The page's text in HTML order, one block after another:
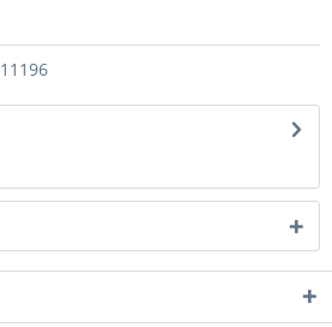
11196